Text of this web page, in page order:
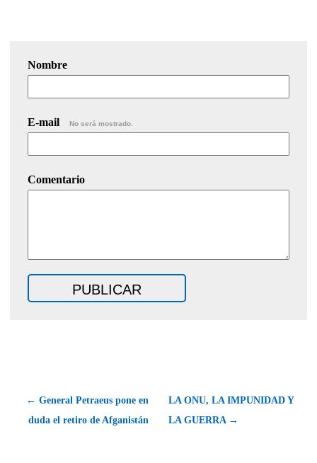
Nombre
E-mail No será mostrado.
Comentario
← General Petraeus pone en
duda el retiro de Afganistán
LA ONU, LA IMPUNIDAD Y
LA GUERRA →